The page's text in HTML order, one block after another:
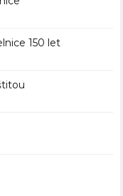
150 let